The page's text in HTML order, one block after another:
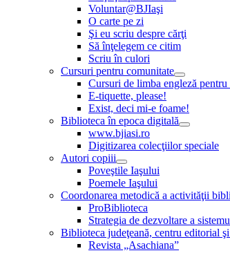
Voluntar@BJIaşi
O carte pe zi
Şi eu scriu despre cărţi
Să înţelegem ce citim
Scriu în culori
Cursuri pentru comunitate
Cursuri de limba engleză pentru
E-tiquette, please!
Exist, deci mi-e foame!
Biblioteca în epoca digitală
www.bjiasi.ro
Digitizarea colecţiilor speciale
Autori copiii
Poveştile Iaşului
Poemele Iaşului
Coordonarea metodică a activităţii
ProBiblioteca
Strategia de dezvoltare a
Biblioteca judeţeană, centru editorial
Revista „Asachiana”